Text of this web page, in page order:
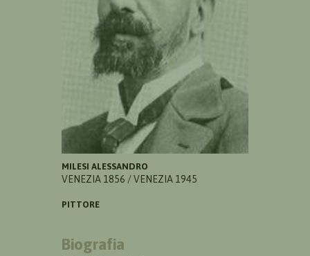
MILESI ALESSANDRO
VENEZIA 1856 / VENEZIA 1945
PITTORE
Biografia